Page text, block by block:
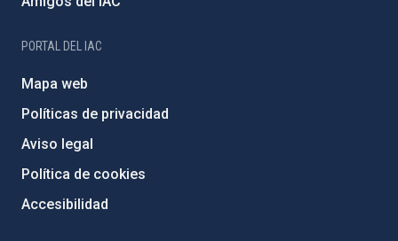
PORTAL DEL IAC
Mapa web
Políticas de privacidad
Aviso legal
Política de cookies
Accesibilidad